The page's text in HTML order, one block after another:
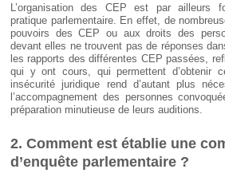
L’organisation des CEP est par ailleurs
pratique parlementaire. En effet, de
pouvoirs des CEP ou aux droits des
devant elles ne trouvent pas de réponses
les rapports des différentes CEP passées,
qui y ont cours, qui permettent d’obtenir
insécurité juridique rend d’autant plus
l’accompagnement des personnes
préparation minutieuse de leurs auditions.
2. Comment est établie une
d’enquête parlementaire ?